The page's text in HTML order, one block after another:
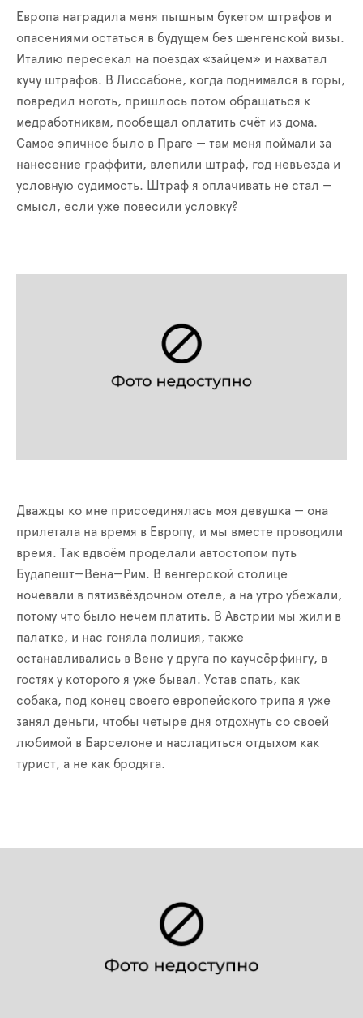
Европа наградила меня пышным букетом штрафов и
опасениями остаться в будущем без шенгенской визы.
Италию пересекал на поездах «зайцем» и нахватал
кучу штрафов. В Лиссабоне, когда поднимался в горы,
повредил ноготь, пришлось потом обращаться к
медработникам, пообещал оплатить счёт из дома.
Самое эпичное было в Праге — там меня поймали за
нанесение граффити, влепили штраф, год невъезда и
условную судимость. Штраф я оплачивать не стал —
смысл, если уже повесили условку?
Дважды ко мне присоединялась моя девушка — она
прилетала на время в Европу, и мы вместе проводили
время. Так вдвоём проделали автостопом путь
Будапешт—Вена—Рим. В венгерской столице
ночевали в пятизвёздочном отеле, а на утро убежали,
потому что было нечем платить. В Австрии мы жили в
палатке, и нас гоняла полиция, также
останавливались в Вене у друга по каучсёрфингу, в
гостях у которого я уже бывал. Устав спать, как
собака, под конец своего европейского трипа я уже
занял деньги, чтобы четыре дня отдохнуть со своей
любимой в Барселоне и насладиться отдыхом как
турист, а не как бродяга.